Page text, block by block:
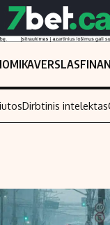
VERSLAS
Investavimas
Akcijų rinka
Dirbtinis intelektas